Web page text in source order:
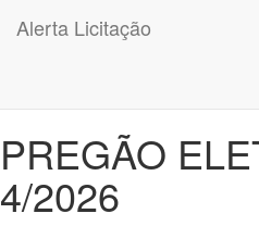
Alerta Licitação
PREGÃO
4/2026